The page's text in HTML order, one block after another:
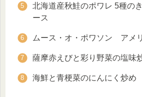
北海道産秋鮭のポワレ 5種の
ース
ムース・オ・ポワソン アメ
薩摩赤えびと彩り野菜の塩味
海鮮と青梗菜のにんにく炒め